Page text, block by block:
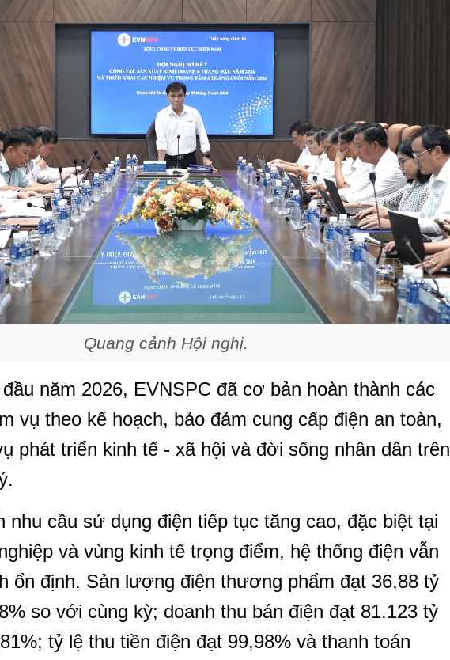
Quang cảnh Hội nghị.
năm 2026, EVNSPC đã cơ bản hoàn thành các
vụ theo kế hoạch, bảo đảm cung cấp điện an toàn,
phát triển kinh tế - xã hội và đời sống nhân dân trên
nhu cầu sử dụng điện tiếp tục tăng cao, đặc biệt tại
và vùng kinh tế trọng điểm, hệ thống điện vẫn
ổn định. Sản lượng điện thương phẩm đạt 36,88 tỷ
so với cùng kỳ; doanh thu bán điện đạt 81.123 tỷ
tỷ lệ thu tiền điện đạt 99,98% và thanh toán